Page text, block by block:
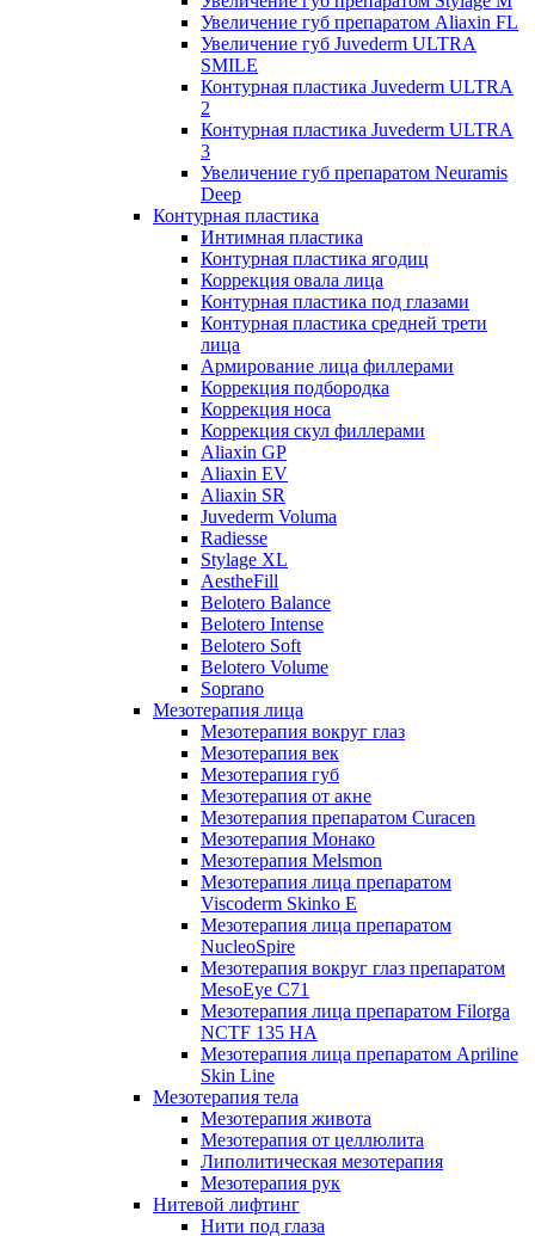
Увеличение губ препаратом Aliaxin FL
Увеличение губ Juvederm ULTRA
SMILE
Контурная пластика Juvederm ULTRA
2
Контурная пластика Juvederm ULTRA
3
Увеличение губ препаратом Neuramis
Deep
Контурная пластика
Интимная пластика
Контурная пластика ягодиц
Коррекция овала лица
Контурная пластика под глазами
Контурная пластика средней трети
лица
Армирование лица филлерами
Коррекция подбородка
Коррекция носа
Коррекция скул филлерами
Aliaxin GP
Aliaxin EV
Aliaxin SR
Juvederm Voluma
Radiesse
Stylage XL
AestheFill
Belotero Balance
Belotero Intense
Belotero Soft
Belotero Volume
Soprano
Мезотерапия лица
Мезотерапия вокруг глаз
Мезотерапия век
Мезотерапия губ
Мезотерапия от акне
Мезотерапия препаратом Curacen
Мезотерапия Монако
Мезотерапия Melsmon
Мезотерапия лица препаратом
Viscoderm Skinko E
Мезотерапия лица препаратом
NucleoSpire
Мезотерапия вокруг глаз препаратом
MesoEye С71
Мезотерапия лица препаратом Filorga
NCTF 135 HA
Мезотерапия лица препаратом Apriline
Skin Line
Мезотерапия тела
Мезотерапия живота
Мезотерапия от целлюлита
Липолитическая мезотерапия
Мезотерапия рук
Нитевой лифтинг
Нити под глаза